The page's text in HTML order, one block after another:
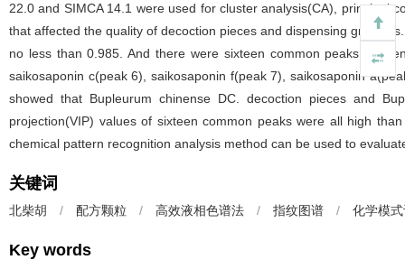
22.0 and SIMCA 14.1 were used for cluster analysis(CA), principal
that affected the quality of decoction pieces and dispensing
no less than 0.985. And there were sixteen common peaks in
saikosaponin c(peak 6), saikosaponin f(peak 7), saikosaponin
showed that Bupleurum chinense DC. decoction pieces and
projection(VIP) values of sixteen common peaks were all high
chemical pattern recognition analysis method can be used to
关键词
北柴胡 / 配方颗粒 / 高效液相色谱法 / 指纹图谱 / 化学模
Key words